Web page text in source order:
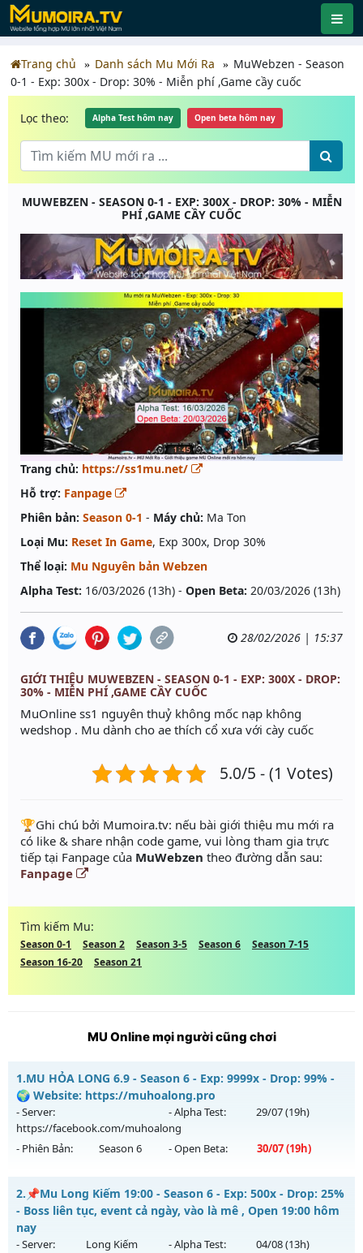
Trang chủ Danh sách Mu Mới Ra
MuWebzen - Season
0-1 - Exp: 300x - Drop: 30% - Miễn phí ,Game cầy cuốc
Lọc theo: Alpha Test hôm nay Open beta hôm nay
MUWEBZEN - SEASON 0-1 - EXP: 300X - DROP: 30% - MIỄN
PHÍ ,GAME CẦY CUỐC
Trang chủ: https://ss1mu.net/
Hỗ trợ: Fanpage
Phiên bản: Season 0-1 - Máy chủ: Ma Ton
Loại Mu: Reset In Game, Exp 300x, Drop 30%
Thể loại: Mu Nguyên bản Webzen
Alpha Test: 16/03/2026 (13h) - Open Beta: 20/03/2026 (13h)
28/02/2026 | 15:37
GIỚI THIỆU MUWEBZEN - SEASON 0-1 - EXP: 300X - DROP:
30% - MIỄN PHÍ ,GAME CẦY CUỐC
MuOnline ss1 nguyên thuỷ không mốc nạp không
wedshop . Mu dành cho ae thích cổ xưa với cày cuốc
5.0/5 - (1 Votes)
️🏆Ghi chú bởi Mumoira.tv: nếu bài giới thiệu mu mới ra
có like & share nhận code game, vui lòng tham gia trực
tiếp tại Fanpage của MuWebzen theo đường dẫn sau:
Fanpage
Tìm kiếm Mu:
Season 0-1 Season 2 Season 3-5 Season 6
Season 7-15
Season 16-20
Season 21
MU Online mọi người cũng chơi
1.MU HỎA LONG 6.9 - Season 6 - Exp: 9999x - Drop: 99% -
🌍 Website: https://muhoalong.pro
- Server:
https://facebook.com/muhoalong
- Alpha Test: 29/07(19h)
- Phiên Bản: Season 6 - Open Beta: 30/07(19h)
MU HỎA LONG 6.9 - 🌍 Website: https://muhoalong.pro
Mu mới ra tháng 07 2026 - Mở máy chủ
https://facebook.com/muhoalong
30/07/2626
2. 📌Mu Long Kiếm 19:00 - Season 6 - Exp: 500x - Drop: 25%
- Boss liên tục, event cả ngày, vào là mê , Open 19:00 hôm
nay
- Server: Long Kiếm - Alpha Test: 04/08(13h)